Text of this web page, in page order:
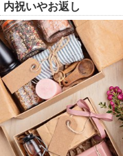
内祝いやお返し